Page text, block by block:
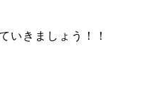
いきましょう！！